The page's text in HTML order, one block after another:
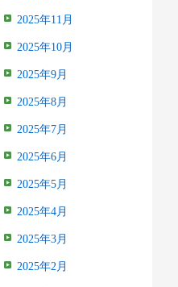
2025年11月
2025年10月
2025年9月
2025年8月
2025年7月
2025年6月
2025年5月
2025年4月
2025年3月
2025年2月